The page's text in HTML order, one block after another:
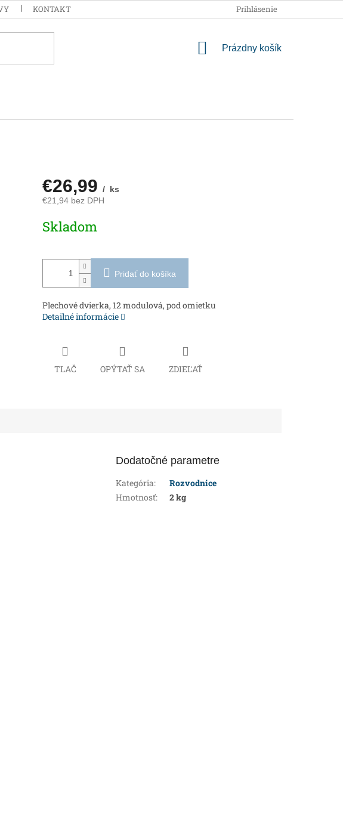
KONTAKT PODMIENKY OCHRANY
Prihlásenie
NÁKUPNÝ
Prázdny košík
€26,99 / ks
€21,94 bez DPH
cena:
Skladom
Pridať do košíka
Plechové dvierka, 12 modulová, pod omietku
Detailné informácie
TLAČ OPÝTAŤ SA ZDIEĽAŤ
Dodatočné parametre
Kategória:
Rozvodnice
Hmotnosť: 2 kg